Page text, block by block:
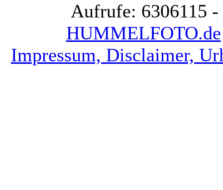
Aufrufe: 6306115
HUMMELFOTO.de
Impressum, Disclaimer,